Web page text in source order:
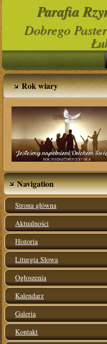
Parafia
Dobrego
Rok wiary
Navigation
Strona główna
Aktualności
Historia
Liturgia Słowa
Ogłoszenia
Kalendarz
Galeria
Kontakt